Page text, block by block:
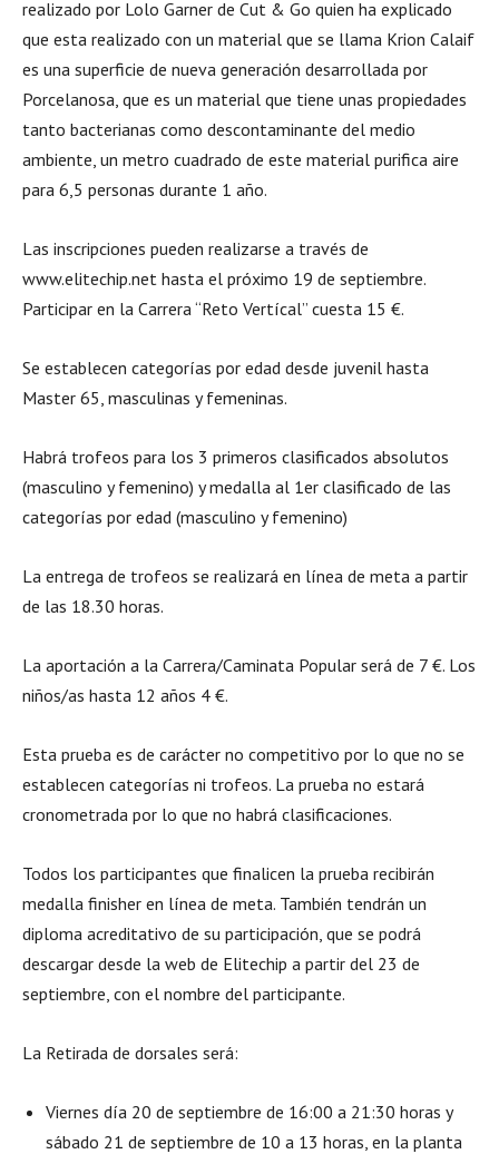
realizado por Lolo Garner de Cut & Go quien ha explicado
que esta realizado con un material que se llama Krion Calaif
es una superficie de nueva generación desarrollada por
Porcelanosa, que es un material que tiene unas propiedades
tanto bacterianas como descontaminante del medio
ambiente, un metro cuadrado de este material purifica aire
para 6,5 personas durante 1 año.
Las inscripciones pueden realizarse a través de
www.elitechip.net hasta el próximo 19 de septiembre.
Participar en la Carrera “Reto Vertícal” cuesta 15 €.
Se establecen categorías por edad desde juvenil hasta
Master 65, masculinas y femeninas.
Habrá trofeos para los 3 primeros clasificados absolutos
(masculino y femenino) y medalla al 1er clasificado de las
categorías por edad (masculino y femenino)
La entrega de trofeos se realizará en línea de meta a partir
de las 18.30 horas.
La aportación a la Carrera/Caminata Popular será de 7 €. Los
niños/as hasta 12 años 4 €.
Esta prueba es de carácter no competitivo por lo que no se
establecen categorías ni trofeos. La prueba no estará
cronometrada por lo que no habrá clasificaciones.
Todos los participantes que finalicen la prueba recibirán
medalla finisher en línea de meta. También tendrán un
diploma acreditativo de su participación, que se podrá
descargar desde la web de Elitechip a partir del 23 de
septiembre, con el nombre del participante.
La Retirada de dorsales será:
Viernes día 20 de septiembre de 16:00 a 21:30 horas y
sábado 21 de septiembre de 10 a 13 horas, en la planta